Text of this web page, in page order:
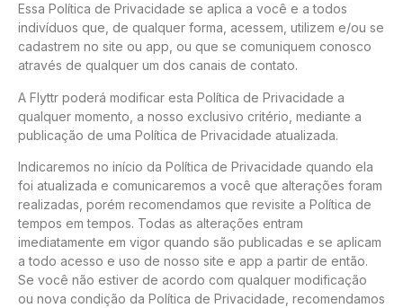
Essa Política de Privacidade se aplica a você e a todos
indivíduos que, de qualquer forma, acessem, utilizem e/ou se
cadastrem no site ou app, ou que se comuniquem conosco
através de qualquer um dos canais de contato.
A Flyttr poderá modificar esta Política de Privacidade a
qualquer momento, a nosso exclusivo critério, mediante a
publicação de uma Política de Privacidade atualizada.
Indicaremos no início da Política de Privacidade quando ela
foi atualizada e comunicaremos a você que alterações foram
realizadas, porém recomendamos que revisite a Política de
tempos em tempos. Todas as alterações entram
imediatamente em vigor quando são publicadas e se aplicam
a todo acesso e uso de nosso site e app a partir de então.
Se você não estiver de acordo com qualquer modificação
ou nova condição da Política de Privacidade, recomendamos